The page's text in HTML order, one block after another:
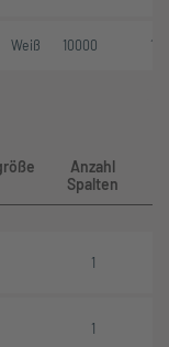
Weiß 10000
Anzahl
Spalten
1
1